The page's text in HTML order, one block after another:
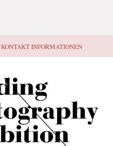
KONTAKT INFORMATIONEN